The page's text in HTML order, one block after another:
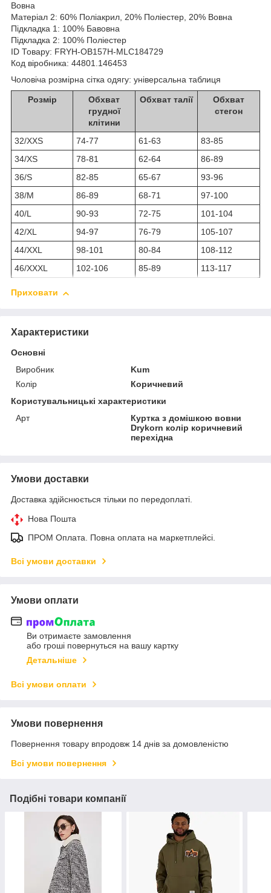
Вовна
Матеріал 2: 60% Поліакрил, 20% Поліестер, 20% Вовна
Підкладка 1: 100% Бавовна
Підкладка 2: 100% Поліестер
ID Товару: FRYH-OB157H-MLC184729
Код віробника: 44801.146453
Чоловіча розмірна сітка одягу: універсальна таблиця
Розмір
Обхват
грудної
клітини
Обхват талії
Обхват
стегон
32/XXS 74-77 61-63
83-85
34/XS
78-81 62-64
86-89
36/S
82-85 65-67
93-96
38/M
86-89 68-71
97-100
40/L
90-93 72-75
101-104
42/XL
94-97 76-79
105-107
44/XXL
98-101 80-84
108-112
46/XXXL
102-106 85-89 113-117
Приховати
Характеристики
Основні
Виробник
Kum
Колір
Коричневий
Користувальницькі характеристики
Арт
Куртка з домішкою вовни
Drykorn колір коричневий
перехідна
Умови доставки
Доставка здійснюється тільки по передоплаті.
Нова Пошта
ПРОМ Оплата. Повна оплата на маркетплейсі.
Всі умови доставки
Умови оплати
Ви отримаєте замовлення
або гроші повернуться на вашу картку
Детальніше
Всі умови оплати
Умови повернення
Повернення товару впродовж 14 днів за домовленістю
Всі умови повернення
Подібні товари компанії